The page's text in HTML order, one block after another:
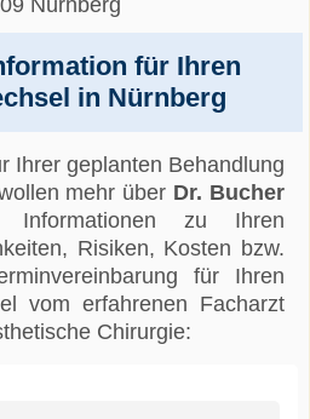
für Ihren
in Nürnberg
Ihrer geplanten Behandlung
mehr über Dr. Bucher
Informationen zu Ihren
Risiken, Kosten bzw.
für Ihren
vom erfahrenen Facharzt
Chirurgie: